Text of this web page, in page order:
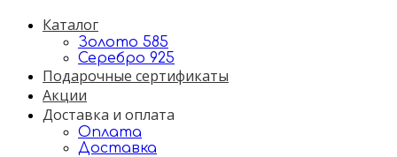
Каталог
Золото 585
Серебро 925
Подарочные сертификаты
Акции
Доставка и оплата
Оплата
Доставка